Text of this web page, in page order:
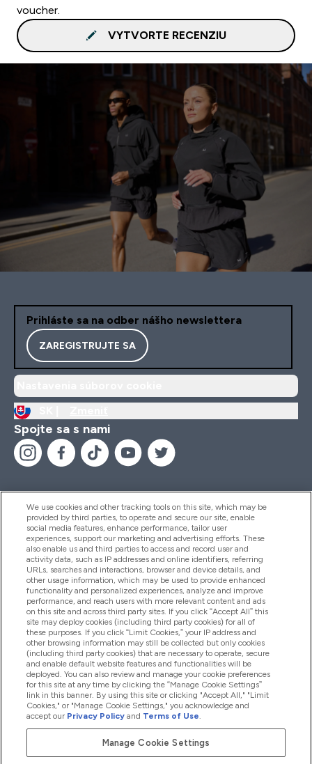
voucher.
VYTVORTE RECENZIU
Prihláste sa na odber nášho newslettera
ZAREGISTRUJTE SA
Spojte sa s nami
Pomoc & Informácie
Produkty
Informácie O Spoločnosti
Vernosť & Odmeny
2026 The Hut.com Ltd
We use cookies and other tracking tools on this site, which may be
provided by third parties, to operate and secure our site, enable
social media features, enhance performance, tailor user
experiences, support our marketing and advertising efforts. These
also enable us and third parties to access and record user and
activity data, such as IP addresses and online identifiers, referring
URLs, searches and interactions, browser and device details, and
other usage information, which may be used to provide enhanced
functionality and personalized experiences, analyze and improve
performance, and reach users with more relevant content and ads
on this site and across third party sites. If you click “Accept All” this
site may deploy cookies (including third party cookies) for all of
these purposes. If you click “Limit Cookies,” your IP address and
other browsing information may still be collected but only cookies
(including third party cookies) that are necessary to operate, secure
and enable default website features and functionalities will be
deployed. You can also review and manage your cookie preferences
for this site at any time by clicking the “Manage Cookie Settings”
link in this banner. By using this site or clicking "Accept All," "Limit
Cookies," or "Manage Cookie Settings," you acknowledge and
accept our Privacy Policy and Terms of Use.
Manage Cookie Settings